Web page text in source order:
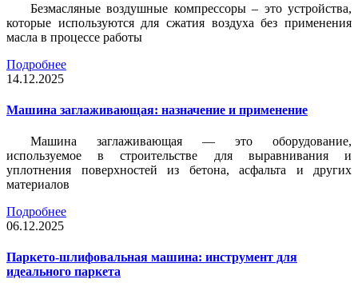
Безмасляные воздушные компрессоры – это устройства,
которые используются для сжатия воздуха без применения
масла в процессе работы
Подробнее
14.12.2025
Машина заглаживающая: назначение и применение
Машина заглаживающая — это оборудование,
используемое в строительстве для выравнивания и
уплотнения поверхностей из бетона, асфальта и других
материалов
Подробнее
06.12.2025
Паркето-шлифовальная машина: инструмент для
идеального паркета